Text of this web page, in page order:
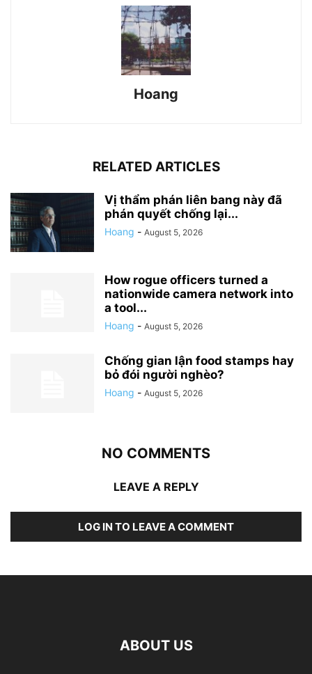
Hoang
RELATED ARTICLES
Vị thẩm phán liên bang này đã
phán quyết chống lại...
Hoang - August 5, 2026
How rogue officers turned a
nationwide camera network into
a tool...
Hoang - August 5, 2026
Chống gian lận food stamps hay
bỏ đói người nghèo?
Hoang - August 5, 2026
NO COMMENTS
LEAVE A REPLY
LOG IN TO LEAVE A COMMENT
ABOUT US